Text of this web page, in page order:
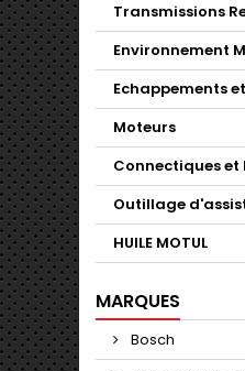
Transmissions
Environnement
Echappements
Moteurs
Connectiques
Outillage
HUILE MOTUL
MARQUES
Bosch